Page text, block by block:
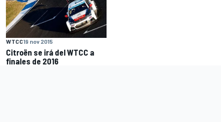
WTCC19 nov 2015
Citroën se irá del WTCC a
finales de 2016